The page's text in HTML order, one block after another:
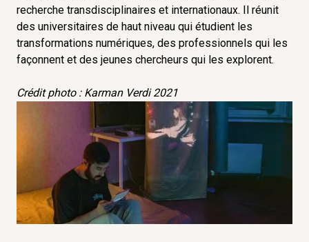
recherche transdisciplinaires et internationaux. Il réunit
des universitaires de haut niveau qui étudient les
transformations numériques, des professionnels qui les
façonnent et des jeunes chercheurs qui les explorent.
Crédit photo : Karman Verdi 2021